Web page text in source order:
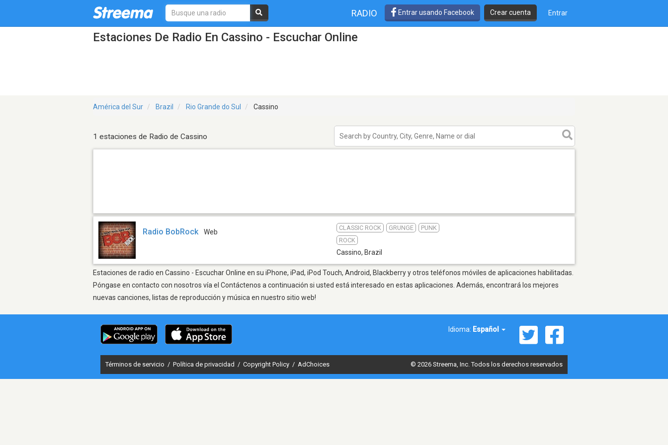
RADIO Entrar usando Facebook Crear cuenta Entrar
Estaciones De Radio En Cassino - Escuchar Online
América del Sur Brazil Rio Grande do Sul Cassino
1 estaciones de Radio de Cassino
Radio BobRock Web
CLASSIC ROCK GRUNGE
PUNK
ROCK
Cassino, Brazil
Estaciones de radio en Cassino - Escuchar Online en su iPhone, iPad, iPod Touch, Android, Blackberry y otros teléfonos móviles de aplicaciones habilitadas.
Póngase en contacto con nosotros vía el Contáctenos a continuación si usted está interesado en estas aplicaciones. Además, encontrará los mejores
nuevas canciones, listas de reproducción y música en nuestro sitio web!
Idioma: Español
Términos de servicio / Política de privacidad / Copyright Policy / AdChoices © 2026 Streema, Inc. Todos los derechos reservados